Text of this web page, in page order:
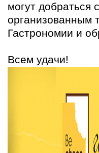
могут добраться
организованным
Гастрономии и
Всем удачи!